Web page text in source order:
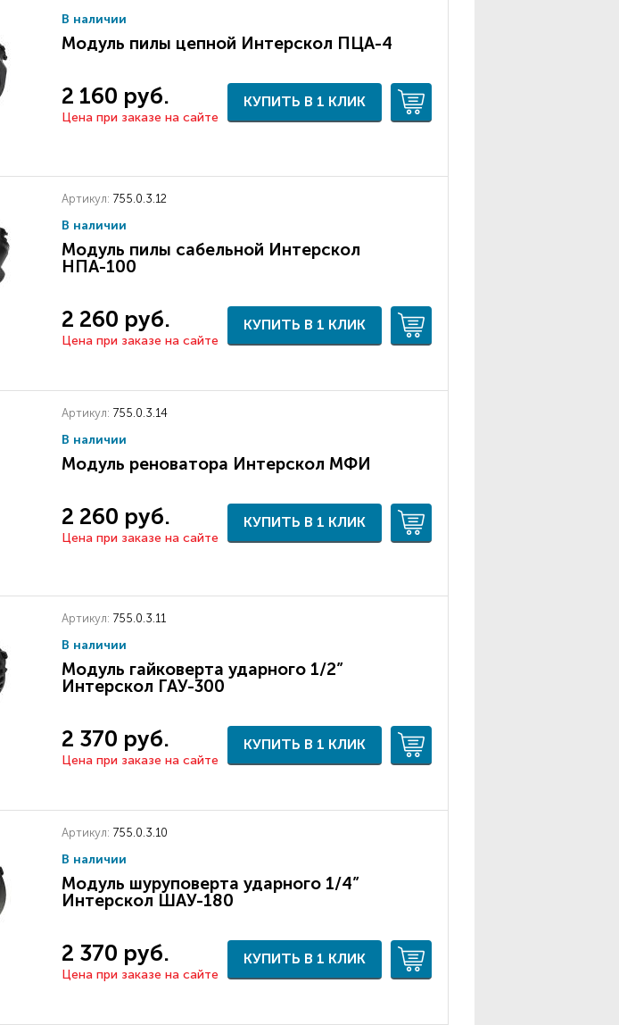
В наличии
Модуль пилы цепной Интерскол ПЦА-4
2 160 руб.
Цена при заказе на сайте
КУПИТЬ В 1 КЛИК
Артикул: 755.0.3.12
В наличии
Модуль пилы сабельной Интерскол
НПА-100
2 260 руб.
Цена при заказе на сайте
КУПИТЬ В 1 КЛИК
Артикул: 755.0.3.14
В наличии
Модуль реноватора Интерскол МФИ
2 260 руб.
Цена при заказе на сайте
КУПИТЬ В 1 КЛИК
Артикул: 755.0.3.11
В наличии
Модуль гайковерта ударного 1/2”
Интерскол ГАУ-300
2 370 руб.
Цена при заказе на сайте
КУПИТЬ В 1 КЛИК
Артикул: 755.0.3.10
В наличии
Модуль шуруповерта ударного 1/4”
Интерскол ШАУ-180
2 370 руб.
Цена при заказе на сайте
КУПИТЬ В 1 КЛИК